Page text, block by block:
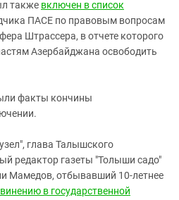
также включен в список
ПАСЕ по правовым вопросам
Штрассера, в отчете которого
Азербайджана освободить
факты кончины
глава Талышского
редактор газеты "Толыши садо"
Мамедов, отбывавший 10-летнее
в государственной